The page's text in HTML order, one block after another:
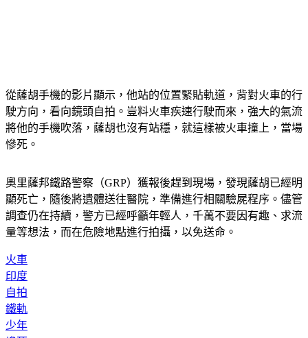
從薩胡手機的影片顯示，他站的位置緊貼軌道，背對火車的行
駛方向，看向鏡頭自拍。豈料火車疾速行駛而來，強大的氣流
將他的手機吹落，薩胡也沒有站穩，就這樣被火車撞上，當場
奧里薩邦鐵路警察（GRP）獲報後趕到現場，發現薩胡已經明
顯死亡，隨後將遺體送往醫院，準備進行相關驗屍程序。儘管
調查仍在持續，警方已經呼籲年輕人，千萬不要因有趣、求流
火車
印度
自拍
鐵軌